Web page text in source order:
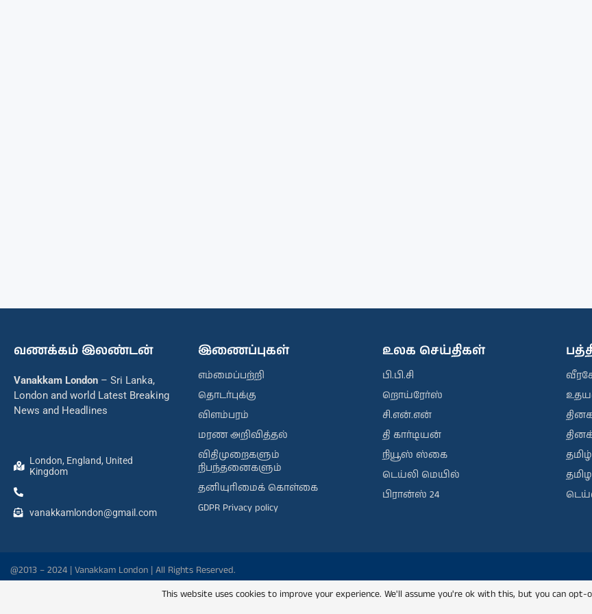
வணக்கம் இலண்டன்
Vanakkam London – Sri Lanka,
London and world Latest Breaking
News and Headlines
London, England, United
Kingdom
vanakkamlondon@gmail.com
இணைப்புகள்
எம்மைப்பற்றி
தொடர்புக்கு
விளம்பரம்
மரண அறிவித்தல்
விதிமுறைகளும்
நிபந்தனைகளும்
தனியுரிமைக் கொள்கை
GDPR Privacy policy
உலக செய்திகள்
பி.பி.சி
றொய்ரேர்ஸ்
சி.என்.என்
தி கார்டியன்
நியூஸ் ஸ்கை
டெய்லி மெயில்
பிரான்ஸ் 24
@2013 – 2024 | Vanakkam London | All Rights Reserved.
This website uses cookies to improve your experience. We'll assume you're ok with this, but you can opt-